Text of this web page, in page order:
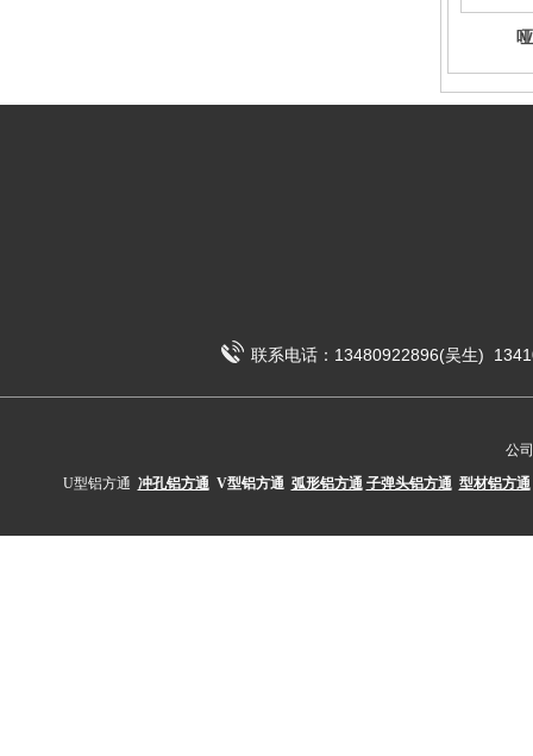
联系电话：13480922896(吴生)
公
U型铝方通 冲孔铝方通 V型铝方通 弧形铝方通 子弹头铝方通 型材铝方通